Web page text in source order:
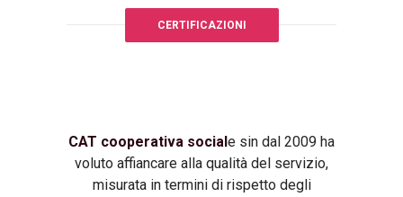
CERTIFICAZIONI
CAT cooperativa sociale sin dal 2009 ha
voluto affiancare alla qualità del servizio,
misurata in termini di rispetto degli